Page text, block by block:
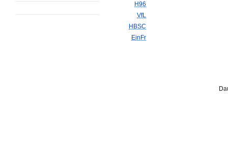
H96
VfL
HBSC
EinFr